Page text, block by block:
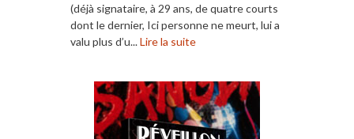
(déjà signataire, à 29 ans, de quatre courts
dont le dernier, Ici personne ne meurt, lui a
valu plus d’u...Lire la suite